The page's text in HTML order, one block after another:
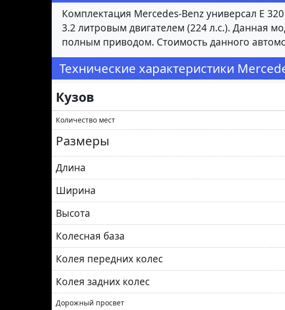
Комплектация Mercedes-Benz универсал E
3.2 литровым двигателем (224 л.с.). Данная
полным приводом. Стоимость данного
Технические характеристики
Кузов
Количество мест
Размеры
Длина
Ширина
Высота
Колесная база
Колея передних колес
Колея задних колес
Дорожный просвет